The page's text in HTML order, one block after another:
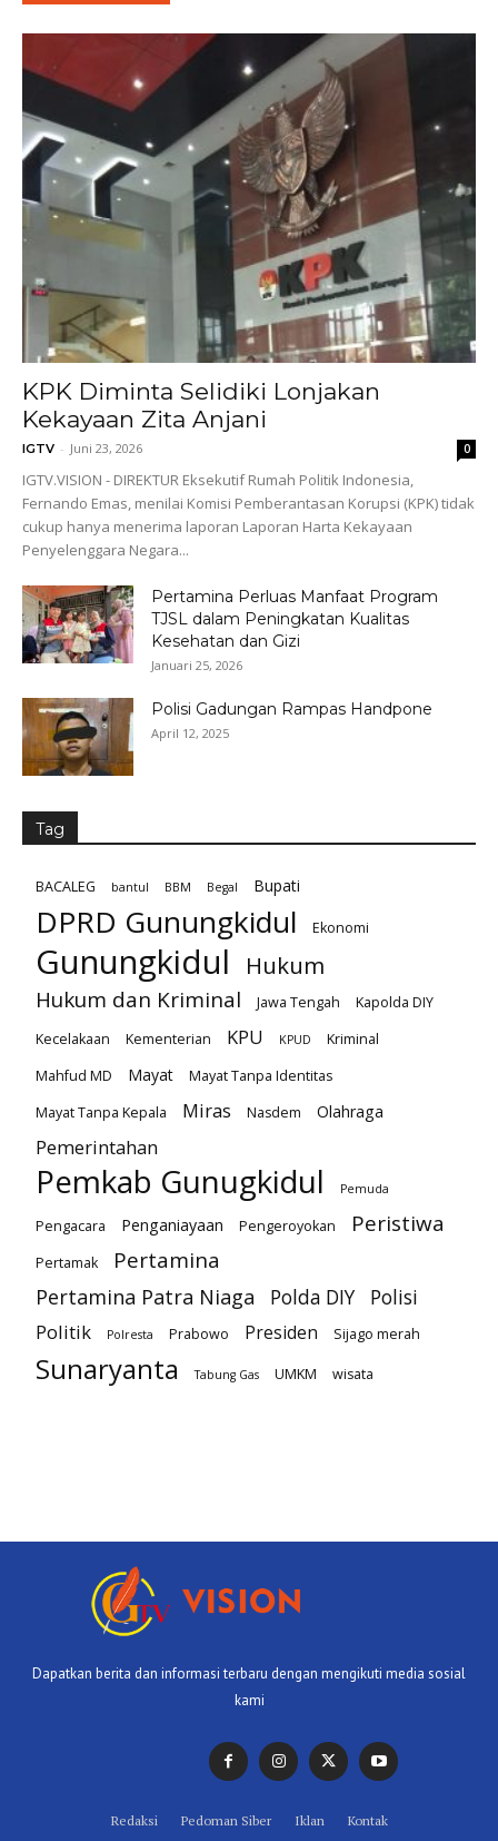
KPK Diminta Selidiki Lonjakan
Kekayaan Zita Anjani
IGTV - Juni 23, 2026 0
IGTV.VISION - DIREKTUR Eksekutif Rumah Politik Indonesia,
Fernando Emas, menilai Komisi Pemberantasan Korupsi (KPK) tidak
cukup hanya menerima laporan Laporan Harta Kekayaan
Penyelenggara Negara...
Pertamina Perluas Manfaat Program
TJSL dalam Peningkatan Kualitas
Kesehatan dan Gizi
Januari 25, 2026
Polisi Gadungan Rampas Handpone
April 12, 2025
Tag
BACALEG bantul BBM Begal Bupati
DPRD Gunungkidul Ekonomi
Gunungkidul Hukum
Hukum dan Kriminal Jawa Tengah
Kapolda DIY
Kecelakaan
Kementerian KPU KPUD
Kriminal
Mahfud MD
Mayat
Mayat Tanpa Identitas
Mayat Tanpa Kepala
Miras Nasdem Olahraga
Pemerintahan
Pemkab Gunugkidul Pemuda
Pengacara Penganiayaan Pengeroyokan Peristiwa
Pertamak Pertamina
Pertamina Patra Niaga Polda DIY
Polisi
Politik
Polresta Prabowo Presiden Sijago merah
Sunaryanta Tabung Gas UMKM wisata
Dapatkan berita dan informasi terbaru dengan mengikuti media sosial
kami
Redaksi Pedoman Siber Iklan Kontak